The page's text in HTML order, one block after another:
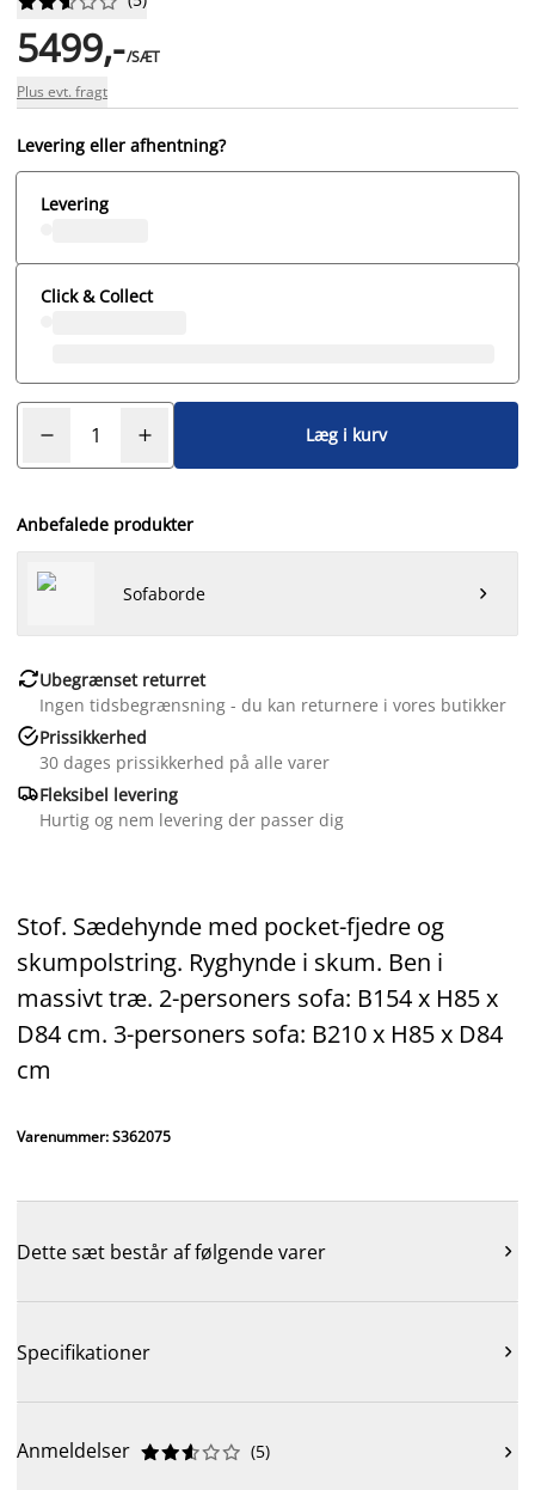
5499,-/SÆT
Plus evt. fragt
Levering eller afhentning?
Levering
Click & Collect
Læg i kurv
Anbefalede produkter
Sofaborde 
Ubegrænset returret
Ingen tidsbegrænsning - du kan returnere i vores butikker
Prissikkerhed
30 dages prissikkerhed på alle varer
Fleksibel levering
Hurtig og nem levering der passer dig
Stof. Sædehynde med pocket-fjedre og
skumpolstring. Ryghynde i skum. Ben i
massivt træ. 2-personers sofa: B154 x H85 x
D84 cm. 3-personers sofa: B210 x H85 x D84
cm
Varenummer: S362075
Dette sæt består af følgende varer 
Specifikationer 
Anmeldelser 




 (5) 